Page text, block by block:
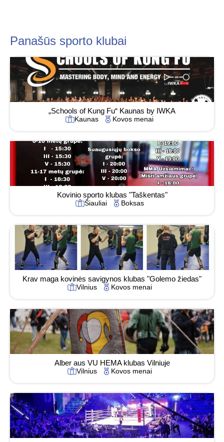
Panašūs sporto klubai
„Schools of Kung Fu“ Kaunas by IWKA
Kaunas Kovos menai
Kovinio sporto klubas "Taškentas"
Šiauliai Boksas
Krav maga kovinės savigynos klubas "Golemo žiedas"
Vilnius Kovos menai
Alber aus VU HEMA klubas Vilniuje
Vilnius Kovos menai